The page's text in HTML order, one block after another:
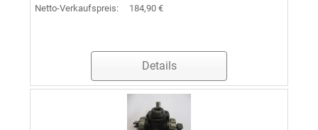
Netto-Verkaufspreis: 184,90 €
Details